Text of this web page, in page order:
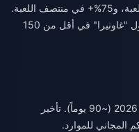
: استهدف الحصول على أول "غاونيرا" في أقل من 150
يمتد الموسم 41 من 5 فبراير إلى 5 مايو 2026 (~90 يوماً). تأخير
المجاني للموارد.